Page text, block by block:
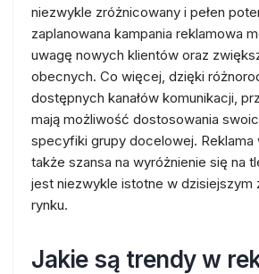
niezwykle zróżnicowany i pełen
zaplanowana kampania reklamowa
uwagę nowych klientów oraz
obecnych. Co więcej, dzięki
dostępnych kanałów komunikacji,
mają możliwość dostosowania
specyfiki grupy docelowej. Reklama
także szansa na wyróżnienie się na
jest niezwykle istotne w dzisiejszym
rynku.
Jakie są trendy w